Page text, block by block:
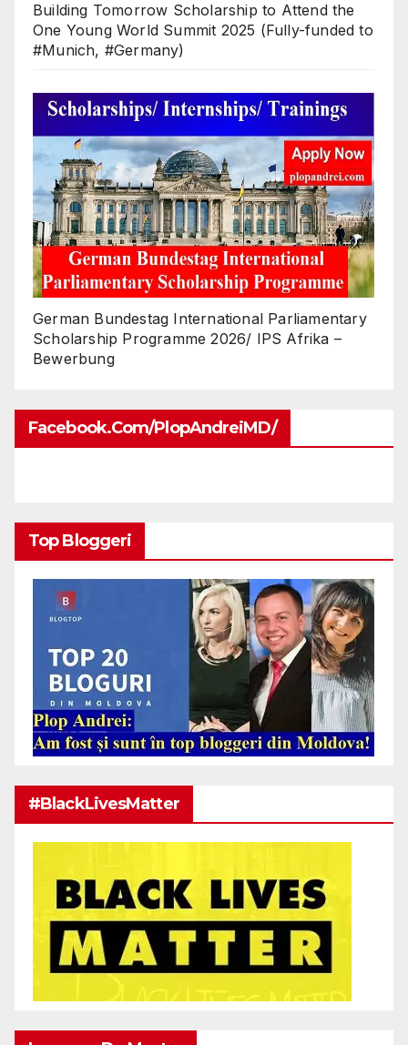
Building Tomorrow Scholarship to Attend the
One Young World Summit 2025 (Fully-funded to
#Munich, #Germany)
German Bundestag International Parliamentary
Scholarship Programme 2026/ IPS Afrika –
Bewerbung
Facebook.com/PlopAndreiMD/
Top Bloggeri
#BlackLivesMatter